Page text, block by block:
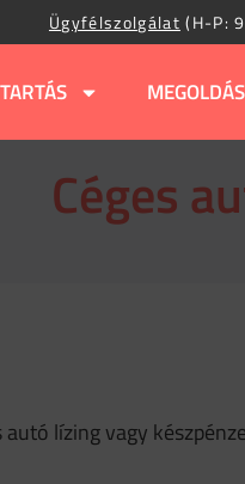
Ügyfélszolgálat (H-P:
Céges
autó lízing vagy